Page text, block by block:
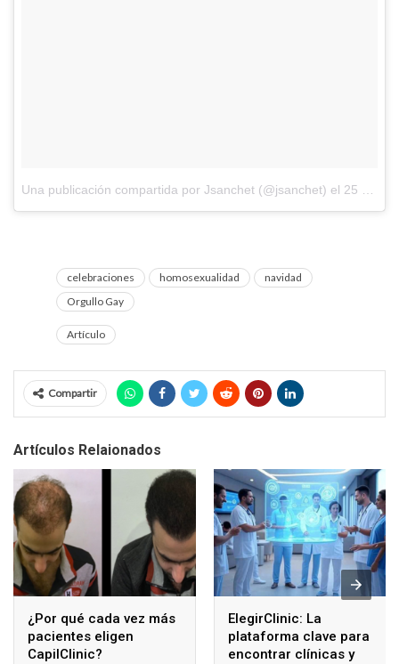
Una publicación compartida por Jsanchet (@jsanchet) el 25 de Dic de 2016 a la(s) 7:33 PST
celebraciones homosexualidad
navidad
Orgullo Gay
Artículo
Compartir
Artículos Relaionados
¿Por qué cada vez más
pacientes eligen
CapilClinic?
ElegirClinic: La
plataforma clave para
encontrar clínicas y